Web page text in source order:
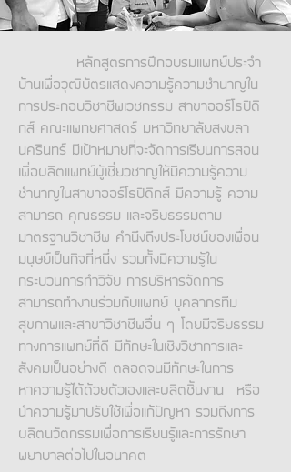
หลักสูตรการฝึกอบรมแพทย์ประจำ
บ้านเพื่อวุฒิบัตรแสดงความรู้ความชำนาญใน
การประกอบวิชาชีพเวชกรรม สาขาออร์โธปิดิ
กส์ คณะแพทยศาสตร์ มหาวิทยาลัยสงขลา
นครินทร์ มีเป้าหมายที่จะจัดการเรียนการสอน
เพื่อผลิตแพทย์ผู้เชี่ยวชาญให้มีความรู้ความ
ชำนาญในสาขาออร์โธปิดิกส์ มีความรู้ ความ
สามารถ คุณธรรม และจริยธรรมตาม
มาตรฐานวิชาชีพ คำนึงถึงประโยชน์ของเพื่อน
มนุษย์เป็นกิจที่หนึ่ง รวมทั้งมีความรู้ใน
กระบวนการทำวิจัย การบริหารจัดการ
สามารถทำงานร่วมกับแพทย์ บุคลากรทีม
สุขภาพและสาขาวิชาชีพอื่น ๆ โดยมีจริยธรรม
ทางการแพทย์ที่ดี มีทักษะในเชิงวิชาการและ
สังคมเป็นอย่างดี ตลอดจนมีทักษะในการ
หาความรู้ได้ด้วยตัวเองและผลิตชิ้นงาน หรือ
นำความรู้มาปรับใช้เพื่อแก้ปัญหา รวมถึงการ
ผลิตนวัตกรรมเพื่อการเรียนรู้และการรักษา
พยาบาลต่อไปในอนาคต